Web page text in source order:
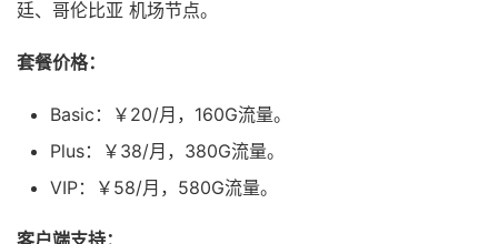
廷、哥伦比亚 机场节点。
套餐价格：
Basic：￥20/月，160G流量。
Plus：￥38/月，380G流量。
VIP：￥58/月，580G流量。